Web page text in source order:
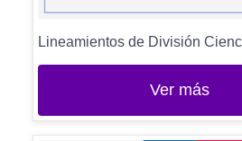
Lineamientos de División
Ver más